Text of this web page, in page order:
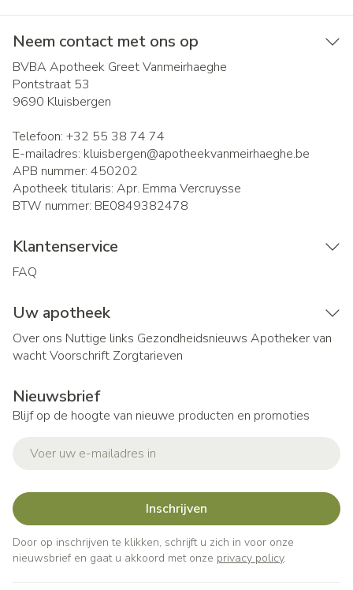
Neem contact met ons op
BVBA Apotheek Greet Vanmeirhaeghe
Pontstraat 53
9690 Kluisbergen
Telefoon: +32 55 38 74 74
E-mailadres: kluisbergen@apotheekvanmeirhaeghe.be
APB nummer: 450202
Apotheek titularis: Apr. Emma Vercruysse
BTW nummer: BE0849382478
Klantenservice
FAQ
Uw apotheek
Over ons Nuttige links Gezondheidsnieuws Apotheker van
wachtVoorschrift Zorgtarieven
Nieuwsbrief
Blijf op de hoogte van nieuwe producten en promoties
Inschrijven
Door op inschrijven te klikken, schrijft u zich in voor onze
nieuwsbrief en gaat u akkoord met onze privacy policy.